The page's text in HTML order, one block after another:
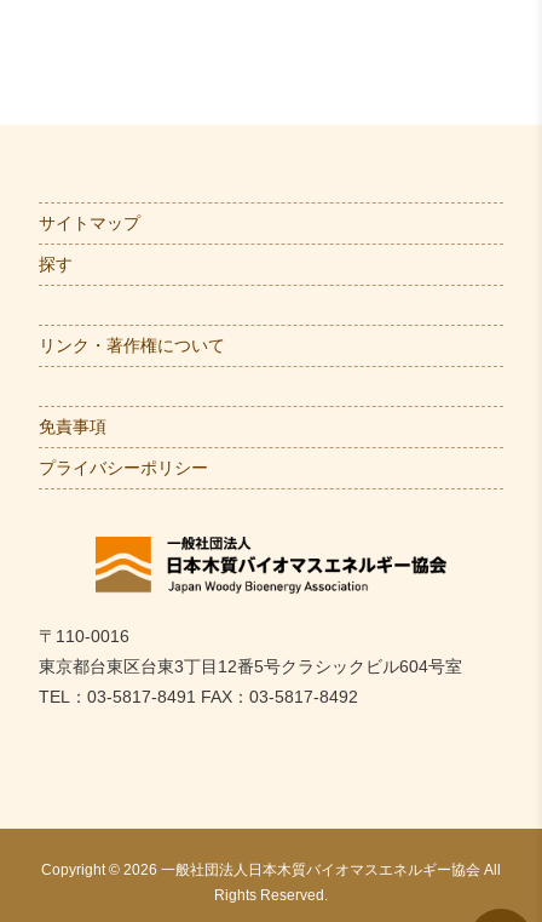
サイトマップ
探す
リンク・著作権について
免責事項
プライバシーポリシー
〒110-0016
東京都台東区台東3丁目12番5号クラシックビル604号室
TEL：03-5817-8491 FAX：03-5817-8492
Copyright © 2026 一般社団法人日本木質バイオマスエネルギー協会 All
Rights Reserved.